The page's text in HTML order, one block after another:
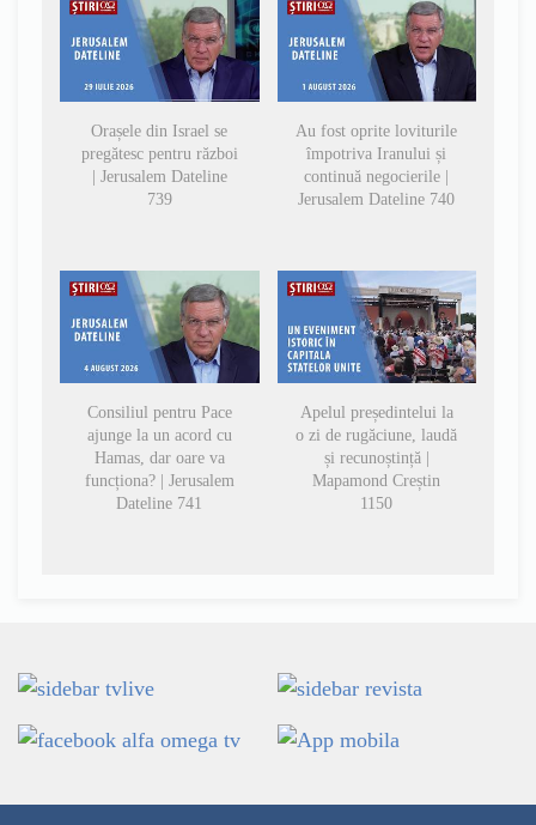
Orașele din Israel se
pregătesc pentru război
| Jerusalem Dateline
739
Au fost oprite loviturile
împotriva Iranului și
continuă negocierile |
Jerusalem Dateline 740
Consiliul pentru Pace
ajunge la un acord cu
Hamas, dar oare va
funcționa? | Jerusalem
Dateline 741
Apelul președintelui la
o zi de rugăciune, laudă
și recunoștință |
Mapamond Creștin
1150